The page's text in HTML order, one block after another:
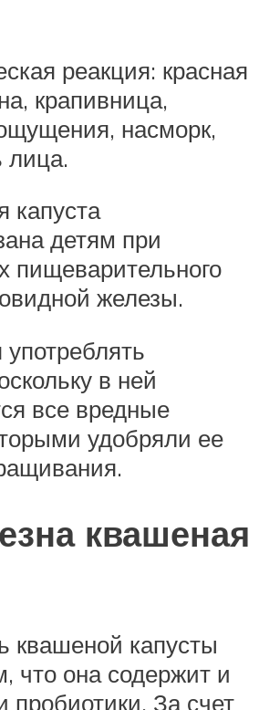
реакция: красная
крапивница,
насморк,
лица.
капуста
детям при
пищеварительного
железы.
в ней
все вредные
удобряли ее
квашеная
квашеной капусты
что она содержит и
пробиотики. За счет